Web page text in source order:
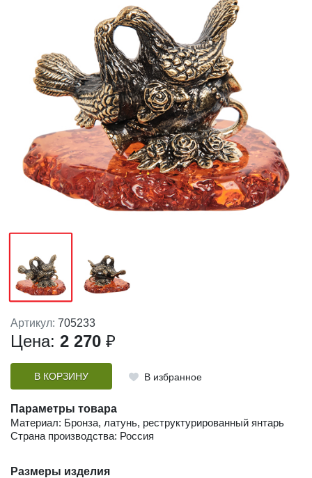
Артикул: 705233
Цена: 2 270 ₽
В КОРЗИНУ В избранное
Параметры товара
Материал: Бронза, латунь, реструктурированный янтарь
Страна производства: Россия
Размеры изделия